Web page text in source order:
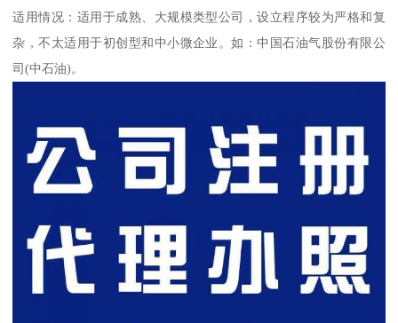
适用情况：适用于成熟、大规模类型公司，设立程序较为严格和复
杂，不太适用于初创型和中小微企业。如：中国石油气股份有限公
司(中石油)。